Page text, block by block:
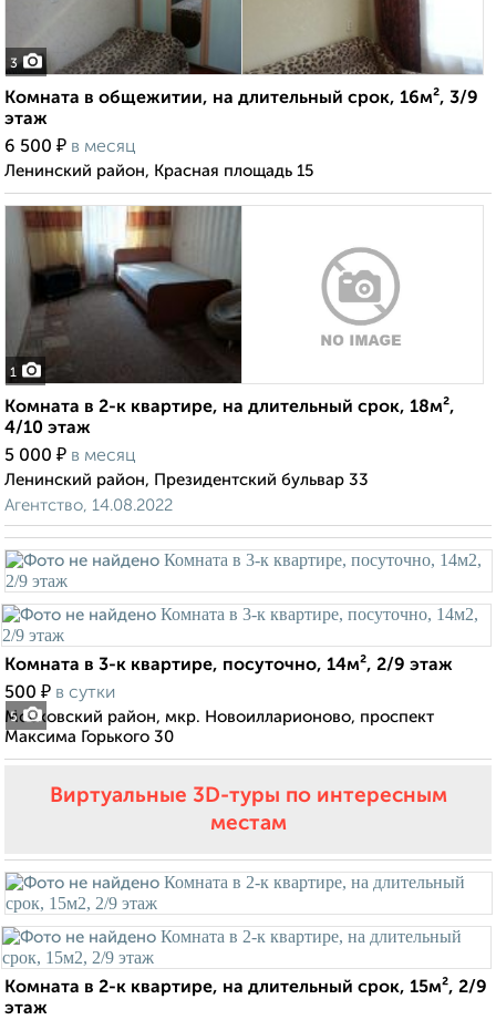
3
Комната в общежитии, на длительный срок, 16м², 3/9
этаж
6 500 ₽ в месяц
Ленинский район, Красная площадь 15
1
Комната в 2-к квартире, на длительный срок, 18м²,
4/10 этаж
5 000 ₽ в месяц
Ленинский район, Президентский бульвар 33
Агентство, 14.08.2022
5
Комната в 3-к квартире, посуточно, 14м², 2/9 этаж
500 ₽ в сутки
Московский район, мкр. Новоилларионово, проспект
Максима Горького 30
Виртуальные 3D-туры по интересным
местам
Комната в 2-к квартире, на длительный срок, 15м², 2/9
этаж